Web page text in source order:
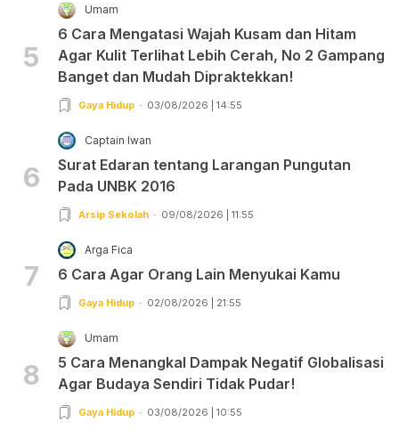
5
Umam
6 Cara Mengatasi Wajah Kusam dan Hitam
Agar Kulit Terlihat Lebih Cerah, No 2 Gampang
Banget dan Mudah Dipraktekkan!
Gaya Hidup 03/08/2026 | 14:55
6
Captain Iwan
Surat Edaran tentang Larangan Pungutan
Pada UNBK 2016
Arsip Sekolah 09/08/2026 | 11:55
7
Arga Fica
6 Cara Agar Orang Lain Menyukai Kamu
Gaya Hidup 02/08/2026 | 21:55
8
Umam
5 Cara Menangkal Dampak Negatif Globalisasi
Agar Budaya Sendiri Tidak Pudar!
Gaya Hidup 03/08/2026 | 10:55